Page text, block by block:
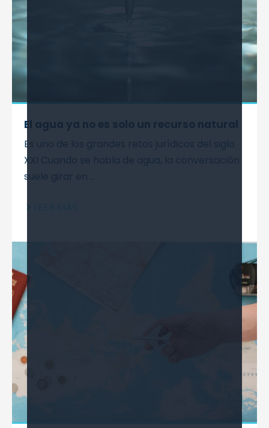
El agua ya no es solo un recurso natural
Es uno de los grandes retos jurídicos del siglo
XXI Cuando se habla de agua, la conversación
suele girar en ...